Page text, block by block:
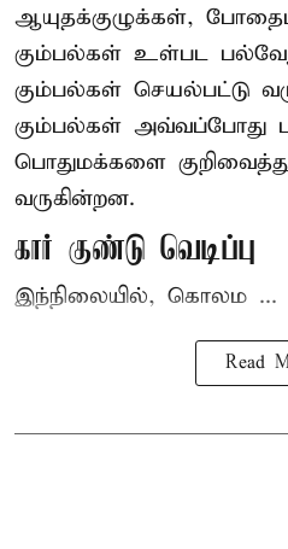
ஆயுதக்குழுக்கள்,
கும்பல்கள் உள்பட
கும்பல்கள் செயல்பட்டு
கும்பல்கள் அவ்வப்போது
பொதுமக்களை
வருகின்றன.
கார் குண்டு வெடிப்பு
இந்நிலையில், கொலம ...
Read